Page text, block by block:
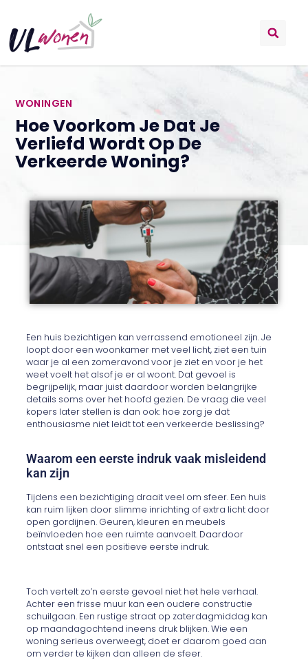
WONINGEN
Hoe Voorkom Je Dat Je
Verliefd Wordt Op De
Verkeerde Woning?
Een huis bezichtigen kan verrassend emotioneel zijn. Je
loopt door een woonkamer met veel licht, ziet een tuin
waar je al een zomeravond voor je ziet en voor je het
weet voelt het alsof je er al woont. Dat gevoel is
begrijpelijk, maar juist daardoor worden belangrijke
details soms over het hoofd gezien. De vraag die veel
kopers later stellen is dan ook: hoe zorg je dat
enthousiasme niet leidt tot een verkeerde beslissing?
Waarom een eerste indruk vaak misleidend
kan zijn
Tijdens een bezichtiging draait veel om sfeer. Een huis
kan ruim lijken door slimme inrichting of extra licht door
open gordijnen. Geuren, kleuren en meubels
beïnvloeden hoe een ruimte aanvoelt. Daardoor
ontstaat snel een positieve eerste indruk.
Toch vertelt zo’n eerste gevoel niet het hele verhaal.
Achter een frisse muur kan een oudere constructie
schuilgaan. Een rustige straat op zaterdagmiddag kan
op maandagochtend ineens druk blijken. Wie een
woning serieus overweegt, doet er daarom goed aan
om verder te kijken dan alleen de sfeer.